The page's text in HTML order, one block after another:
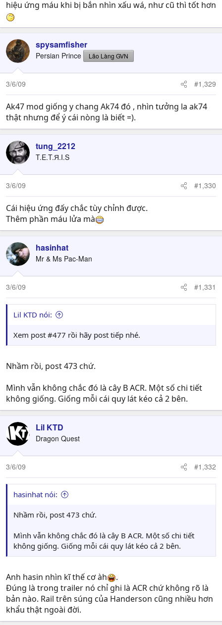
hiệu ứng máu khi bị bắn nhìn xấu wá, như cũ thì tốt hơn
spysamfisher
Persian Prince Lão Làng GVN
3/6/09 #1,329
Ak47 mod giống y chang Ak74 đó , nhìn tưởng la ak74
thật nhưng để ý cái nòng là biết =).
tung_2212
T.E.T.Я.I.S
3/6/09 #1,330
Cái hiệu ứng đấy chắc tùy chỉnh được.
Thêm phần máu lửa mà
hasinhat
Mr & Ms Pac-Man
3/6/09 #1,331
Lil KTD nói:
Xem post #477 rồi hãy post tiếp nhé.
Nhầm rồi, post 473 chứ.
Mình vẫn không chắc đó là cây B ACR. Một số chi tiết
không giống. Giống mỗi cái quy lát kéo cả 2 bên.
Lil KTD
Dragon Quest
3/6/09 #1,332
hasinhat nói:
Nhầm rồi, post 473 chứ.
Mình vẫn không chắc đó là cây B ACR. Một số chi tiết
không giống. Giống mỗi cái quy lát kéo cả 2 bên.
Anh hasin nhìn kĩ thế cơ àh
.
Đúng là trong trailer nó chỉ ghi là ACR chứ không rõ là
bản nào. Rail trên súng của Handerson cũng nhiều hơn
khẩu thật ngoài đời.